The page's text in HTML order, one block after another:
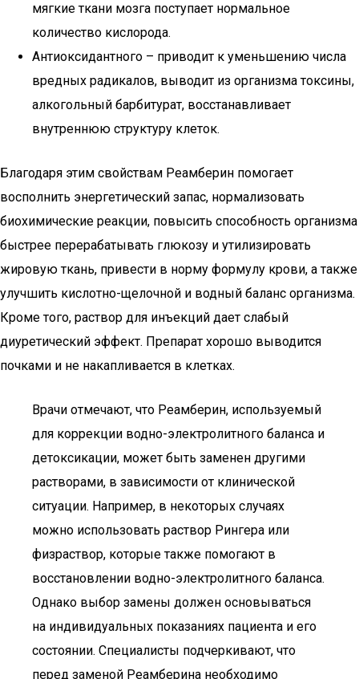
мягкие ткани мозга поступает нормальное
количество кислорода.
Антиоксидантного – приводит к уменьшению числа
вредных радикалов, выводит из организма токсины,
алкогольный барбитурат, восстанавливает
внутреннюю структуру клеток.
Благодаря этим свойствам Реамберин помогает
восполнить энергетический запас, нормализовать
биохимические реакции, повысить способность организма
быстрее перерабатывать глюкозу и утилизировать
жировую ткань, привести в норму формулу крови, а также
улучшить кислотно-щелочной и водный баланс организма.
Кроме того, раствор для инъекций дает слабый
диуретический эффект. Препарат хорошо выводится
почками и не накапливается в клетках.
Врачи отмечают, что Реамберин, используемый
для коррекции водно-электролитного баланса и
детоксикации, может быть заменен другими
растворами, в зависимости от клинической
ситуации. Например, в некоторых случаях
можно использовать раствор Рингера или
физраствор, которые также помогают в
восстановлении водно-электролитного баланса.
Однако выбор замены должен основываться
на индивидуальных показаниях пациента и его
состоянии. Специалисты подчеркивают, что
перед заменой Реамберина необходимо